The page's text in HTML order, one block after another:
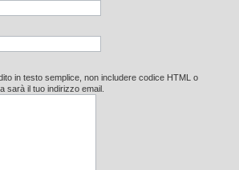
in testo semplice, non includere codice HTML o
sarà il tuo indirizzo email.